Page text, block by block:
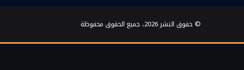
© حقوق النشر 2026، جميع الحقوق محفوظة